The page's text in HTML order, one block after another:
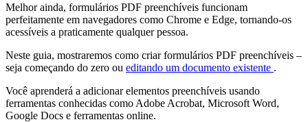
Melhor ainda, formulários PDF preenchíveis funcionam
perfeitamente em navegadores como Chrome e Edge, tornando-os
acessíveis a praticamente qualquer pessoa.
Neste guia, mostraremos como criar formulários PDF preenchíveis –
seja começando do zero ou editando um documento existente .
Você aprenderá a adicionar elementos preenchíveis usando
ferramentas conhecidas como Adobe Acrobat, Microsoft Word,
Google Docs e ferramentas online.